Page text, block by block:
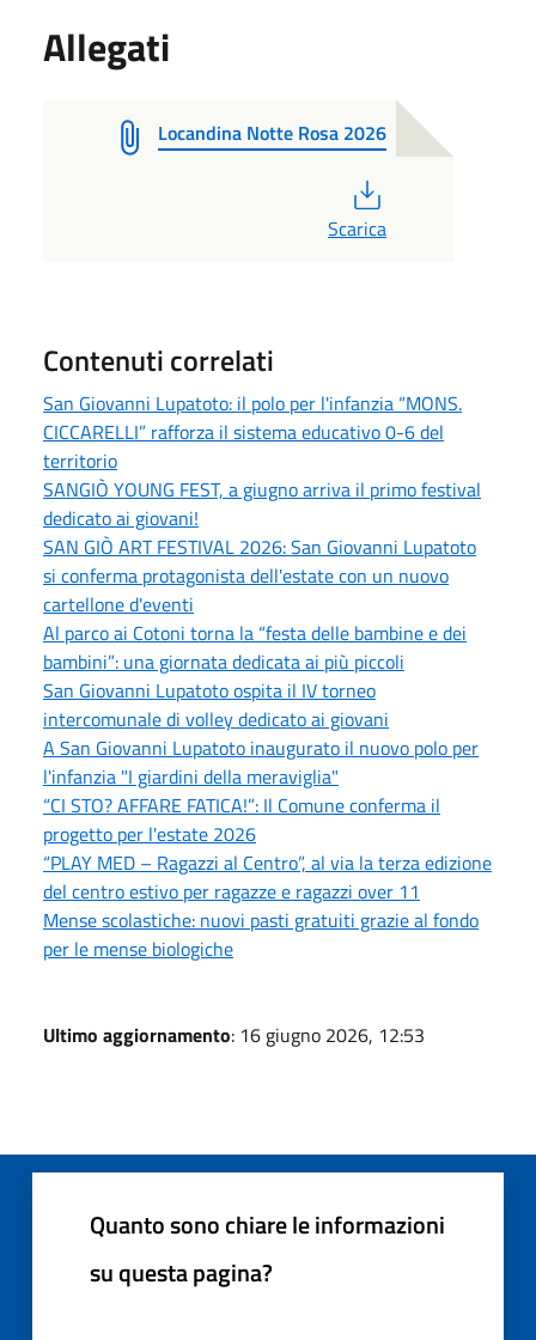
Allegati
Locandina Notte Rosa 2026
Scarica
Contenuti correlati
San Giovanni Lupatoto: il polo per l'infanzia “MONS.
CICCARELLI” rafforza il sistema educativo 0-6 del
territorio
SANGIÒ YOUNG FEST, a giugno arriva il primo festival
dedicato ai giovani!
SAN GIÒ ART FESTIVAL 2026: San Giovanni Lupatoto
si conferma protagonista dell'estate con un nuovo
cartellone d'eventi
Al parco ai Cotoni torna la “festa delle bambine e dei
bambini”: una giornata dedicata ai più piccoli
San Giovanni Lupatoto ospita il IV torneo
intercomunale di volley dedicato ai giovani
A San Giovanni Lupatoto inaugurato il nuovo polo per
l'infanzia "I giardini della meraviglia"
“CI STO? AFFARE FATICA!”: Il Comune conferma il
progetto per l'estate 2026
“PLAY MED – Ragazzi al Centro”, al via la terza edizione
del centro estivo per ragazze e ragazzi over 11
Mense scolastiche: nuovi pasti gratuiti grazie al fondo
per le mense biologiche
Ultimo aggiornamento: 16 giugno 2026, 12:53
Quanto sono chiare le informazioni
su questa pagina?